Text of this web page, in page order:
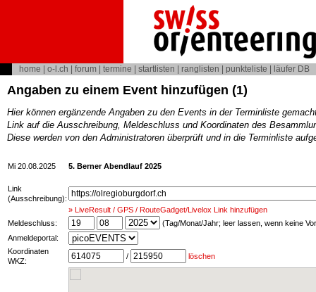
home o-l.ch forum termine startlisten ranglisten punkteliste läufer DB
Angaben zu einem Event hinzufügen (1)
Hier können ergänzende Angaben zu den Events in der Terminliste
Link auf die Ausschreibung, Meldeschluss und Koordinaten des
Diese werden von den Administratoren überprüft und in die Terminliste
Mi 20.08.2025 5. Berner Abendlauf 2025
Link
(Ausschreibung):
» LiveResult / GPS / RouteGadget/Livelox Link hinzufügen
Meldeschluss:
(Tag/Monat/Jahr; leer lassen, wenn keine
Anmeldeportal:
Koordinaten
WKZ:
/ löschen